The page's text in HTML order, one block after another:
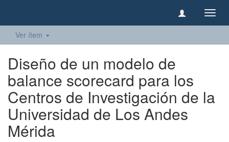
Ver ítem
Diseño de un modelo de
balance scorecard para los
Centros de Investigación de la
Universidad de Los Andes
Mérida